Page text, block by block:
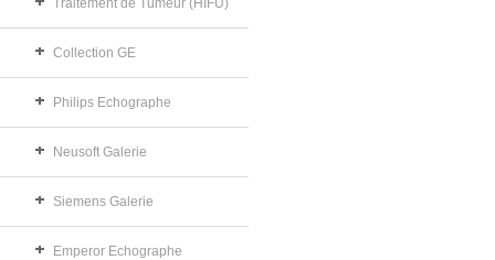
Traitement de Tumeur (HIFU)
Collection GE
Philips Echographe
Neusoft Galerie
Siemens Galerie
Emperor Echographe